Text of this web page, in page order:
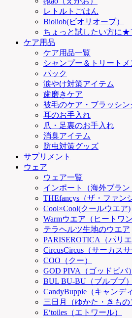
レトルトごはん
Bioliob(ビオリオーブ）
ちょっと試したい方に★
ケア用品
ケア用品一覧
シャンプー＆トリートメ
パック
涙やけ対策アイテム
歯磨きケア
被毛のケア・ブラッシン
耳のお手入れ
爪・足裏のお手入れ
消臭アイテム
防虫対策グッズ
サプリメント
ウェア
ウェア一覧
インポート（海外ブラン
THEfancys（ザ・ファン
Cool×Cool(クールウエア)
Warmウエア（ヒートワン
テラヘルツ生地のウエア
PARISEROTICA（パリエ
CircusCircus（サーカスサ
COO（クー）
GOD PIVA（ゴッドピバ）
BUL BU-BU（ブルブブ）
CandyBuppie（キャンデ
三日月（ゆかた・きもの
E‘toiles（エトワール）